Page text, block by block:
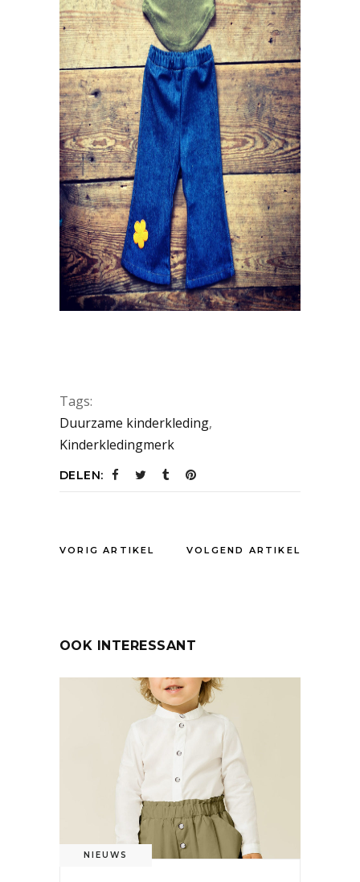
Tags:
Duurzame kinderkleding,
Kinderkledingmerk
DELEN:
VORIG ARTIKEL VOLGEND ARTIKEL
OOK INTERESSANT
NIEUWS